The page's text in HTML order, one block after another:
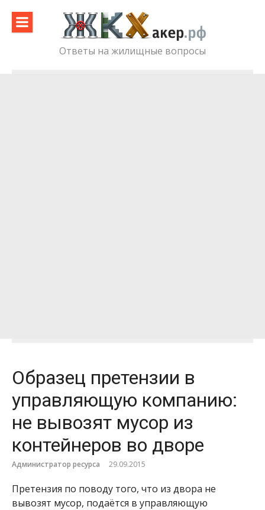
content
Ответы на жилищные вопросы
Образец претензии в
управляющую компанию:
не вывозят мусор из
контейнеров во дворе
Администратор ресурса 29.09.2015
Претензия по поводу того, что из двора не
вывозят мусор, подаётся в управляющую